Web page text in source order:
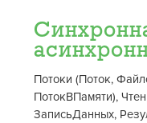
Потоки (Поток,
ПотокВПамяти),
ЗаписьДанных,